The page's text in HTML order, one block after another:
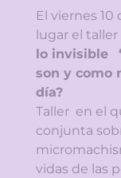
El viernes 10
lugar el taller
lo invisible
son y como
día?
Taller en el
conjunta
vidas de las